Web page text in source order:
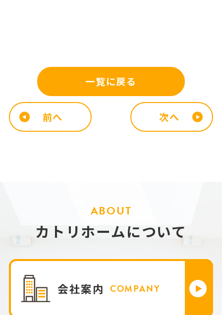
前へ
一覧に戻る
次へ
ABOUT
カトリホームについて
会社案内 COMPANY